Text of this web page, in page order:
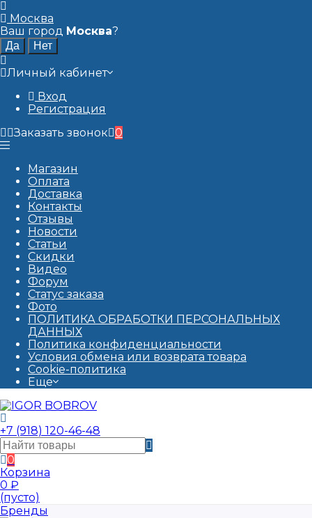
Москва
Ваш город Москва?
Личный кабинет
Вход
Регистрация
Заказать звонок
0
Магазин
Оплата
Доставка
Контакты
Отзывы
Новости
Статьи
Скидки
Видео
Форум
Статус заказа
Фото
ПОЛИТИКА ОБРАБОТКИ ПЕРСОНАЛЬНЫХ
ДАННЫХ​
Политика конфиденциальности
Условия обмена или возврата товара
Cookie-политика
Еще
+7 (918) 120-46-48
0
Корзина
0 ₽
(пусто)
Бренды